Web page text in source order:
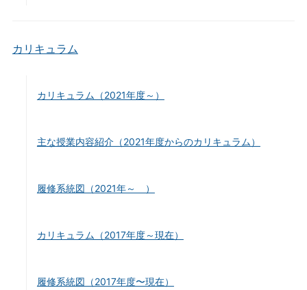
カリキュラム
カリキュラム（2021年度～）
主な授業内容紹介（2021年度からのカリキュラム）
履修系統図（2021年～ ）
カリキュラム（2017年度～現在）
履修系統図（2017年度〜現在）